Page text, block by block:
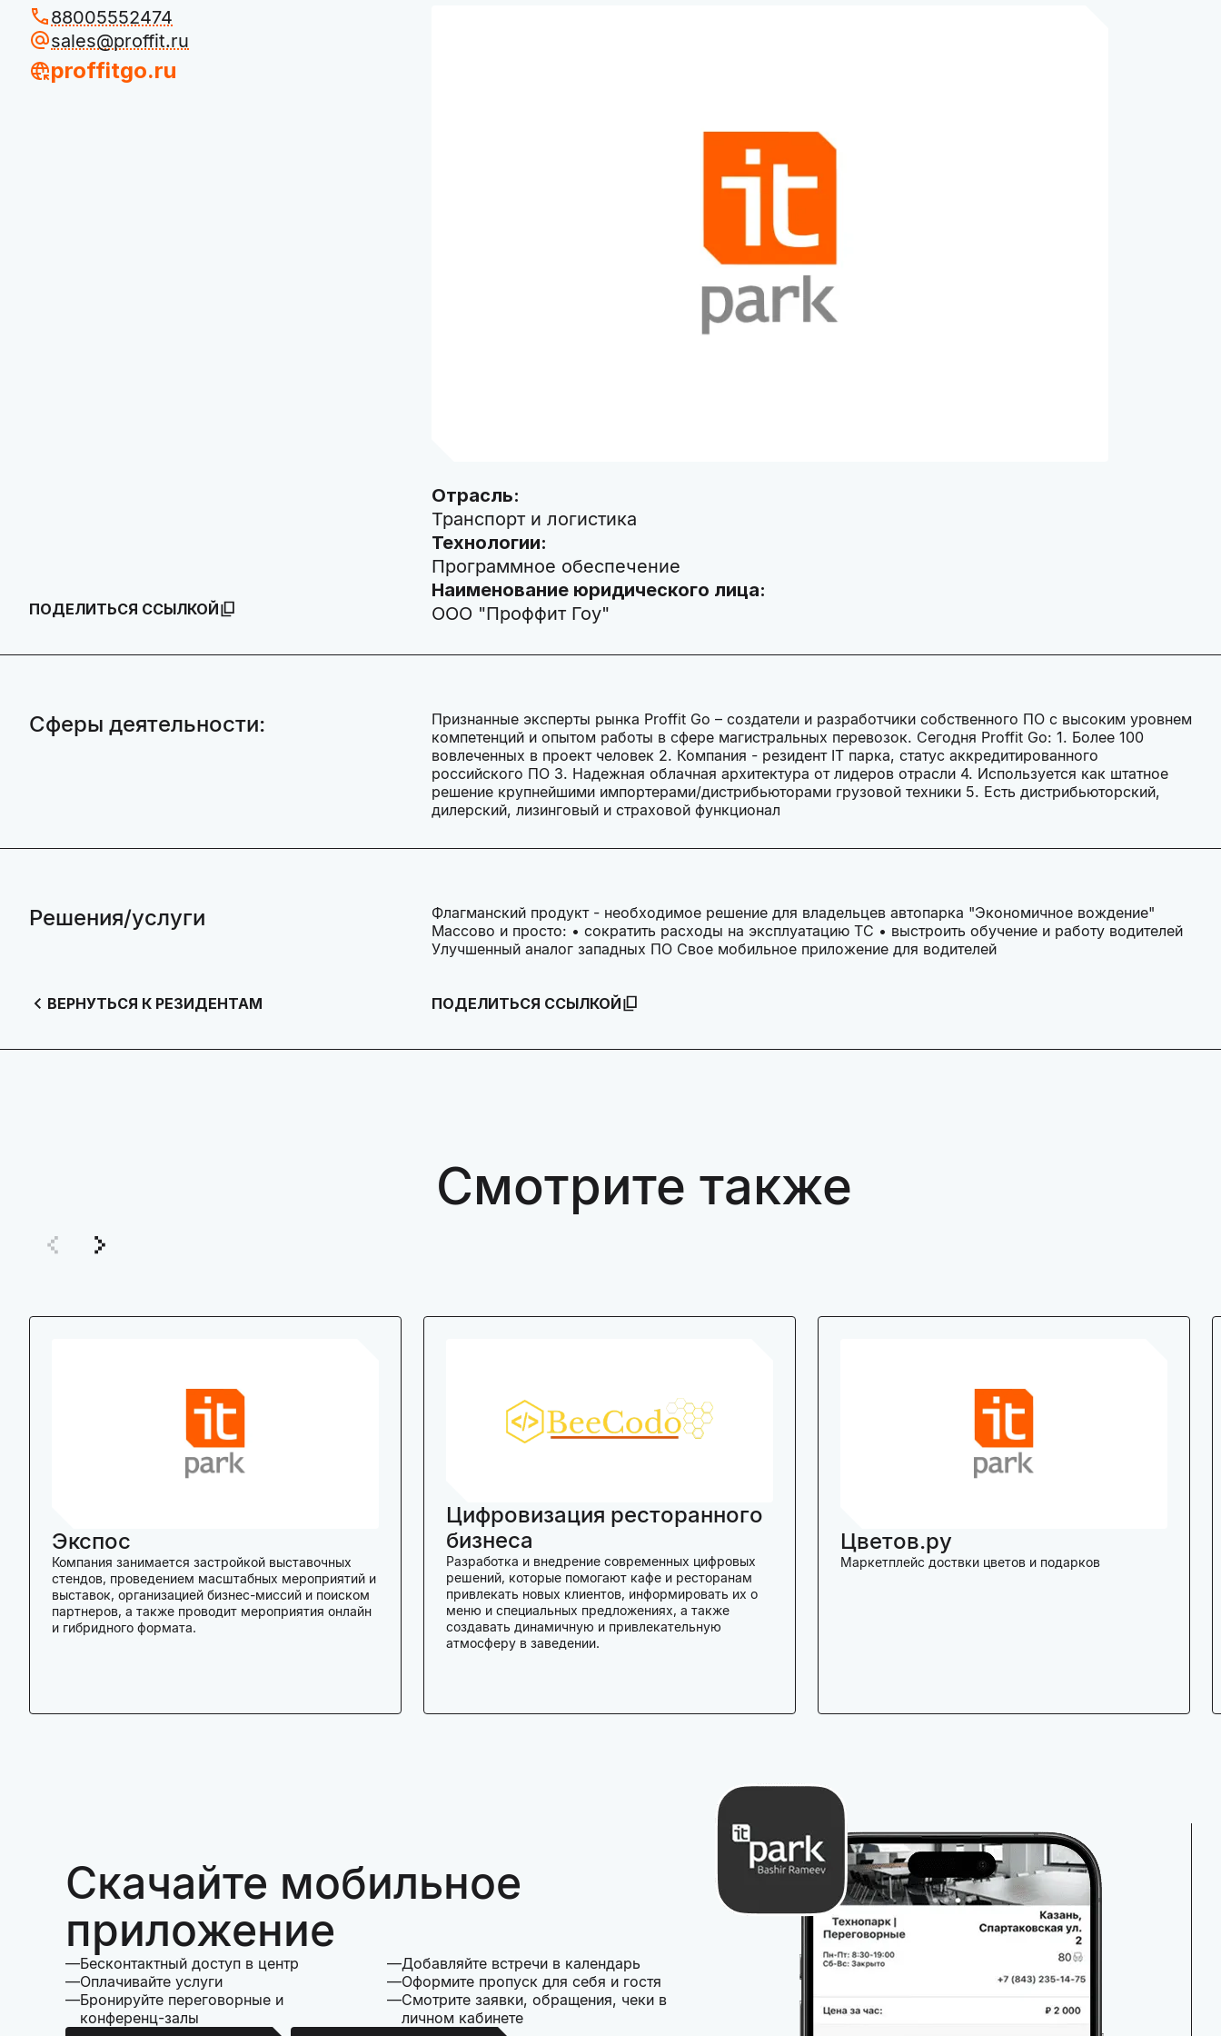
88005552474
sales@proffit.ru
proffitgo.ru
ПОДЕЛИТЬСЯ ССЫЛКОЙ
Отрасль:
Транспорт и логистика
Технологии:
Программное обеспечение
Наименование юридического лица:
ООО "Проффит Гоу"
Сферы деятельности:
Признанные эксперты рынка Proffit Go – создатели и разработчики собственного ПО с высоким уровнем
компетенций и опытом работы в сфере магистральных перевозок. Сегодня Proffit Go: 1. Более 100
вовлеченных в проект человек 2. Компания - резидент IT парка, статус аккредитированного
российского ПО 3. Надежная облачная архитектура от лидеров отрасли 4. Используется как штатное
решение крупнейшими импортерами/дистрибьюторами грузовой техники 5. Есть дистрибьюторский,
дилерский, лизинговый и страховой функционал
Решения/услуги
Флагманский продукт - необходимое решение для владельцев автопарка "Экономичное вождение"
Массово и просто: • сократить расходы на эксплуатацию ТС • выстроить обучение и работу водителей
Улучшенный аналог западных ПО Свое мобильное приложение для водителей
ВЕРНУТЬСЯ К РЕЗИДЕНТАМ ПОДЕЛИТЬСЯ ССЫЛКОЙ
Смотрите также
Экспос
Компания занимается застройкой выставочных
стендов, проведением масштабных мероприятий и
выставок, организацией бизнес-миссий и поиском
партнеров, а также проводит мероприятия онлайн
и гибридного формата.
Цифровизация ресторанного
бизнеса
Разработка и внедрение современных цифровых
решений, которые помогают кафе и ресторанам
привлекать новых клиентов, информировать их о
меню и специальных предложениях, а также
создавать динамичную и привлекательную
атмосферу в заведении.
Цветов.ру
Маркетплейс доствки цветов и подарков
Скачайте мобильное
приложение
Бесконтактный доступ в центр
Оплачивайте услуги
Бронируйте переговорные и
конференц-залы
Добавляйте встречи в календарь
Оформите пропуск для себя и гостя
Смотрите заявки, обращения, чеки в
личном кабинете